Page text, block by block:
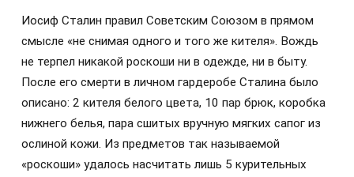
Иосиф Сталин правил Советским Союзом в прямом
смысле «не снимая одного и того же кителя». Вождь
не терпел никакой роскоши ни в одежде, ни в быту.
После его смерти в личном гардеробе Сталина было
описано: 2 кителя белого цвета, 10 пар брюк, коробка
нижнего белья, пара сшитых вручную мягких сапог из
ослиной кожи. Из предметов так называемой
«роскоши» удалось насчитать лишь 5 курительных